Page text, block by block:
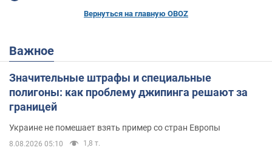
Вернуться на главную OBOZ
Важное
Значительные штрафы и специальные
полигоны: как проблему джипинга решают за
границей
Украине не помешает взять пример со стран Европы
8.08.2026 05:10 1,8 т.